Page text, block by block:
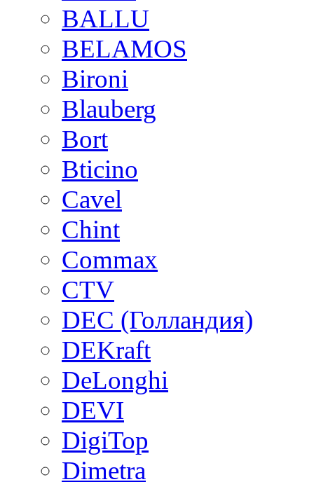
BALLU
BELAMOS
Bironi
Blauberg
Bort
Bticino
Cavel
Chint
Commax
CTV
DEC (Голландия)
DEKraft
DeLonghi
DEVI
DigiTop
Dimetra